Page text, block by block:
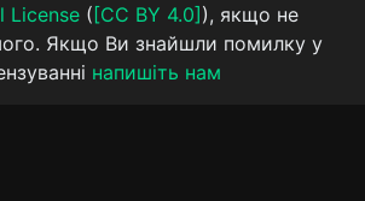
License( [CC BY 4.0] ), якщо не
Якщо Ви знайшли помилку у
напишіть нам